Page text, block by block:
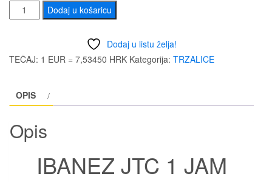
IBANEZ
JTC
JAM
PICK
Dodaj u košaricu
Dodaj u listu želja!
TEČAJ: 1 EUR = 7,53450 HRK Kategorija: TRZALICE
OPIS
Opis
IBANEZ JTC 1 JAM